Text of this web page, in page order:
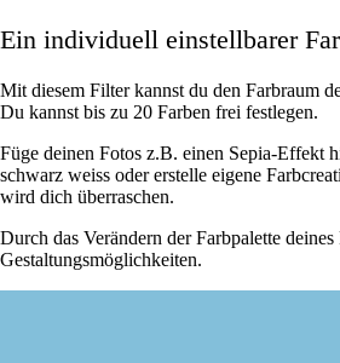
Ein individuell einstellbarer
Mit diesem Filter kannst du den Farbraum
Du kannst bis zu 20 Farben frei festlegen.
Füge deinen Fotos z.B. einen Sepia-Effekt
schwarz weiss oder erstelle eigene
wird dich überraschen.
Durch das Verändern der Farbpalette
Gestaltungsmöglichkeiten.